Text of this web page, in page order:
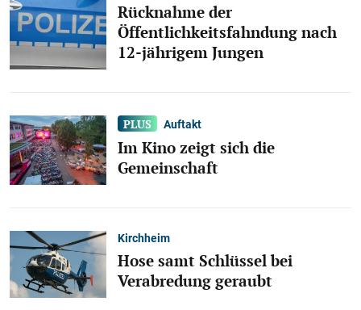
Rücknahme der
Öffentlichkeitsfahndung nach
12-jährigem Jungen
Auftakt
Im Kino zeigt sich die
Gemeinschaft
Kirchheim
Hose samt Schlüssel bei
Verabredung geraubt